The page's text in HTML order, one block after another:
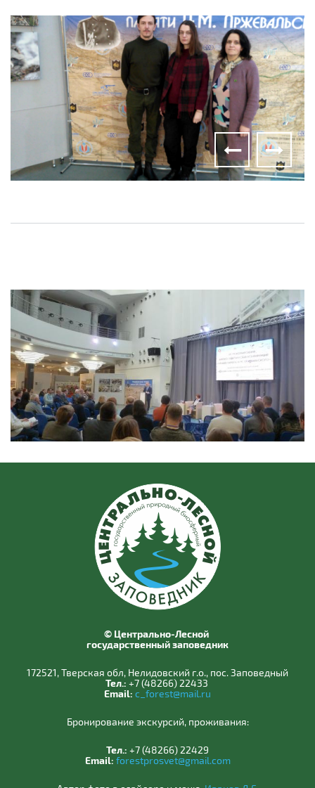
Музейные экспонаты - личные вещи Н.М.
Пржевальского в Доме-музее в п. Пржевальское
На экскурсии в доме-музее Н.М. Пржевальского.
© Центрально-Лесной
государственный заповедник
172521, Тверская обл, Нелидовский г.о., пос. Заповедный
Тел.: +7 (48266) 22433
Email: c_forest@mail.ru
Бронирование экскурсий, проживания:
Тел.: +7 (48266) 22429
Email: forestprosvet@gmail.com